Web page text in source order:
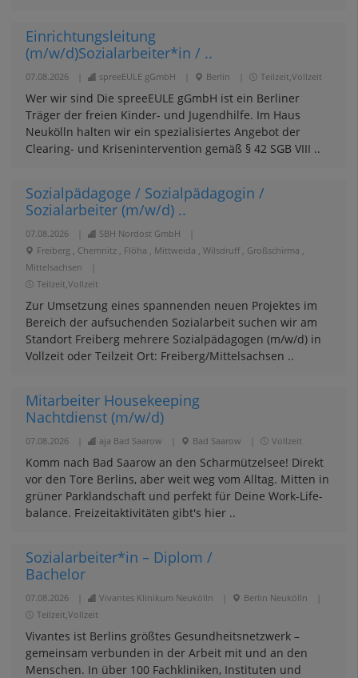
Einrichtungsleitung
(m/w/d)Sozialarbeiter*in / ..
07.08.2026 spreeEULE gGmbH Berlin Teilzeit,Vollzeit
Wer wir sind Die spreeEULE gGmbH ist ein Berliner
Träger der freien Kinder- und Jugendhilfe. Im Haus
Neukölln halten wir ein spezialisiertes Angebot der
Clearing- und Krisenintervention gemäß § 42 SGB VIII ..
Sozialpädagoge / Sozialpädagogin /
Sozialarbeiter (m/w/d) ..
07.08.2026 SBH Nordost GmbH
Freiberg , Chemnitz , Flöha , Mittweida , Wilsdruff , Großschirma ,
Mittelsachsen
Teilzeit,Vollzeit
Zur Umsetzung eines spannenden neuen Projektes im
Bereich der aufsuchenden Sozialarbeit suchen wir am
Standort Freiberg mehrere Sozialpädagogen (m/w/d) in
Vollzeit oder Teilzeit Ort: Freiberg/Mittelsachsen ..
Mitarbeiter Housekeeping
Nachtdienst (m/w/d)
07.08.2026 aja Bad Saarow Bad Saarow Vollzeit
Komm nach Bad Saarow an den Scharmützelsee! Direkt
vor den Tore Berlins, aber weit weg vom Alltag. Mitten in
grüner Parklandschaft und perfekt für Deine Work-Life-
balance. Freizeitaktivitäten gibt's hier ..
Sozialarbeiter*in – Diplom /
Bachelor
07.08.2026 Vivantes Klinikum Neukölln Berlin Neukölln
Teilzeit,Vollzeit
Vivantes ist Berlins größtes Gesundheitsnetzwerk –
gemeinsam verbunden in der Arbeit mit und an den
Menschen. In über 100 Fachkliniken, Instituten und